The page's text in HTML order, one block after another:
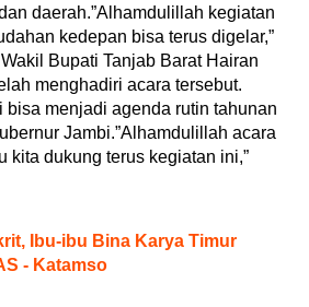
daerah.”Alhamdulillah kegiatan
kedepan bisa terus digelar,”
Bupati Tanjab Barat Hairan
menghadiri acara tersebut.
bisa menjadi agenda rutin tahunan
Jambi.”Alhamdulillah acara
kita dukung terus kegiatan ini,”
Ibu-ibu Bina Karya Timur
- Katamso